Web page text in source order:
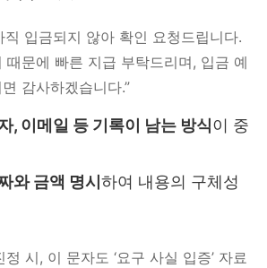
직 입금되지 않아 확인 요청드립니다.
때문에 빠른 지급 부탁드리며, 입금 예
감사하겠습니다.”
, 이메일 등 기록이 남는 방식이 중
와 금액 명시 하여 내용의 구체성
시, 이 문자도 ‘요구 사실 입증’ 자료